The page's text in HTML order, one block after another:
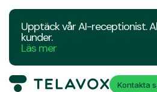
Upptäck vår AI-receptionist.
kunder.
Läs mer
Kontakta